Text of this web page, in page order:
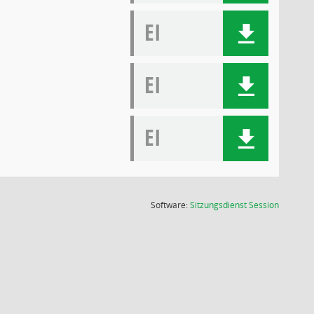
EI
EI
EI
Software:SitzungsdienstSession(Wird in